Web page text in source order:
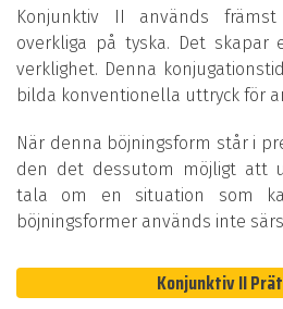
Konjunktiv II används
overkliga på tyska. Det
verklighet. Denna
bilda konventionella uttryck för
När denna böjningsform står i
den det dessutom möjligt att
tala om en situation som
böjningsformer används inte
Konjunktiv II